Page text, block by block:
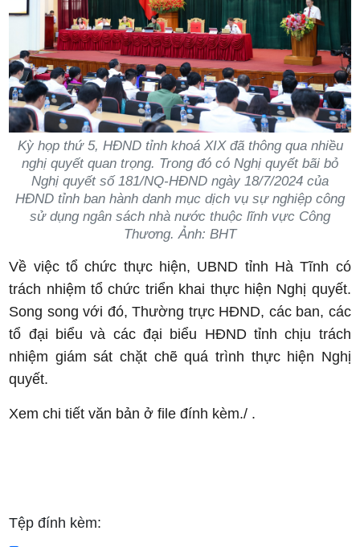
Kỳ họp thứ 5, HĐND tỉnh khoá XIX đã thông qua nhiều
nghị quyết quan trọng. Trong đó có Nghị quyết bãi bỏ
Nghị quyết số 181/NQ-HĐND ngày 18/7/2024 của
HĐND tỉnh ban hành danh mục dịch vụ sự nghiệp công
sử dụng ngân sách nhà nước thuộc lĩnh vực Công
Thương. Ảnh: BHT
Về việc tổ chức thực hiện, UBND tỉnh Hà Tĩnh có
trách nhiệm tổ chức triển khai thực hiện Nghị quyết.
Song song với đó, Thường trực HĐND, các ban, các
tổ đại biểu và các đại biểu HĐND tỉnh chịu trách
nhiệm giám sát chặt chẽ quá trình thực hiện Nghị
quyết.
Xem chi tiết văn bản ở file đính kèm./ .
Tệp đính kèm: